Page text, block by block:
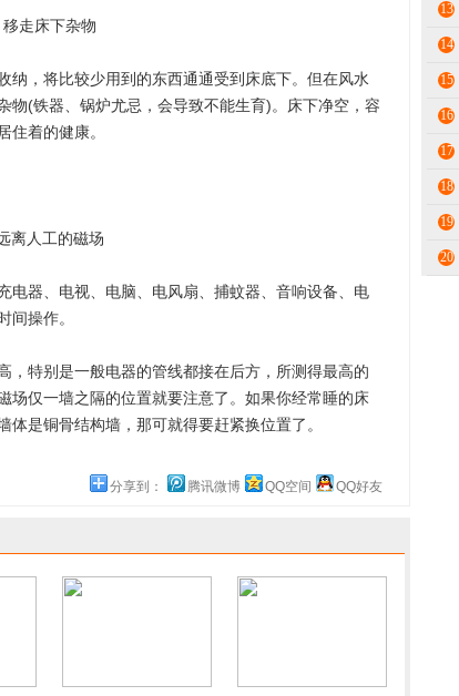
移走床下杂物
，将比较少用到的东西通通受到床底下。但在风水
物(铁器、锅炉尤忌，会导致不能生育)。床下净空，容
住着的健康。
离人工的磁场
器、电视、电脑、电风扇、捕蚊器、音响设备、电
间操作。
特别是一般电器的管线都接在后方，所测得最高的
场仅一墙之隔的位置就要注意了。如果你经常睡的床
是铜骨结构墙，那可就得要赶紧换位置了。
分享到： 腾讯微博 QQ空间 QQ好友
13
14
15
16
17
18
19
20